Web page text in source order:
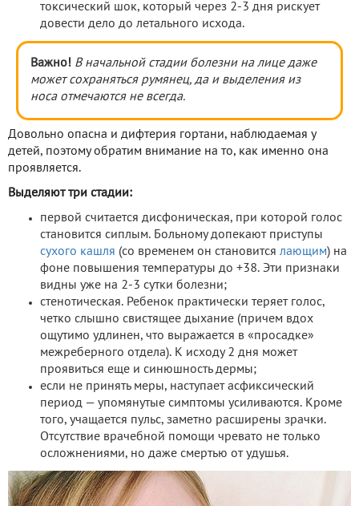
токсический шок, который через 2-3 дня рискует
довести дело до летального исхода.
Важно! В начальной стадии болезни на лице даже
может сохраняться румянец, да и выделения из
носа отмечаются не всегда.
Довольно опасна и дифтерия гортани, наблюдаемая у
детей, поэтому обратим внимание на то, как именно она
проявляется.
Выделяют три стадии:
первой считается дисфоническая, при которой голос
становится сиплым. Больному допекают приступы
сухого кашля (со временем он становится лающим) на
фоне повышения температуры до +38. Эти признаки
видны уже на 2-3 сутки болезни;
стенотическая. Ребенок практически теряет голос,
четко слышно свистящее дыхание (причем вдох
ощутимо удлинен, что выражается в «просадке»
межреберного отдела). К исходу 2 дня может
проявиться еще и синюшность дермы;
если не принять меры, наступает асфиксический
период — упомянутые симптомы усиливаются. Кроме
того, учащается пульс, заметно расширены зрачки.
Отсутствие врачебной помощи чревато не только
осложнениями, но даже смертью от удушья.